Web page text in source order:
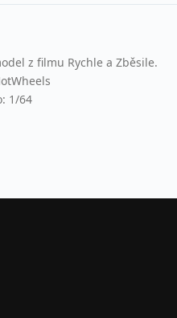
z filmu Rychle a Zběsile.
1/64